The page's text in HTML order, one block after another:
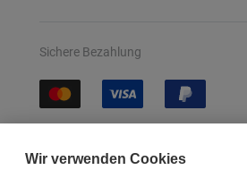
Sichere Bezahlung
Wir verwenden Cookies